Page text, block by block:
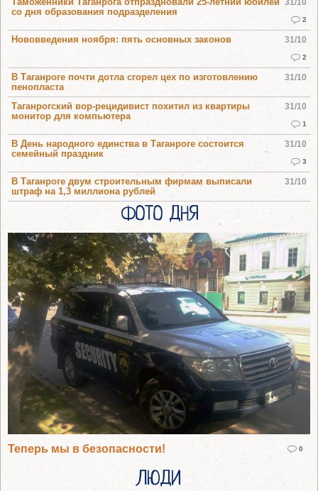
31/10
2
со дня образования подразделения
31/10
2
Нововведения ноября: пять основных законов
31/10
В Таганроге почти дотла сгорел цех по изготовлению
пенопласта
31/10
1
Таганрогский вор-рецидивист похитил из квартиры
монитор для компьютера
31/10
3
В День народного единства в Таганроге состоится
семейный праздник
31/10
В Таганроге двум строительным фирмам выписали
штраф на 1,3 миллиона рублей
ФОТО ДНЯ
Теперь мы в безопасности! 0
ЛЮДИ